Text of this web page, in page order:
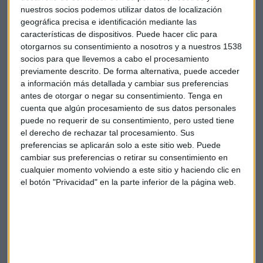
nuestros socios podemos utilizar datos de localización
geográfica precisa e identificación mediante las
características de dispositivos. Puede hacer clic para
otorgarnos su consentimiento a nosotros y a nuestros 1538
socios para que llevemos a cabo el procesamiento
previamente descrito. De forma alternativa, puede acceder
a información más detallada y cambiar sus preferencias
antes de otorgar o negar su consentimiento. Tenga en
cuenta que algún procesamiento de sus datos personales
puede no requerir de su consentimiento, pero usted tiene
el derecho de rechazar tal procesamiento. Sus
preferencias se aplicarán solo a este sitio web. Puede
cambiar sus preferencias o retirar su consentimiento en
cualquier momento volviendo a este sitio y haciendo clic en
el botón "Privacidad" en la parte inferior de la página web.
La entidad bancaria considera que esta operación es
excelente, tanto para Línea Directa como para el banco y
para sus accionistas, a quienes se va a devolver el esfuerzo
realizado en 1994, y en 2009 en la ampliación de capital para
comprar a RoyalBankof Scotlandel 50% que no controlaba